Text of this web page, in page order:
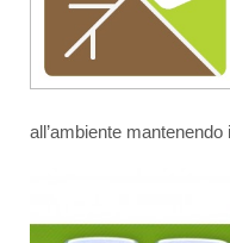
all’ambiente